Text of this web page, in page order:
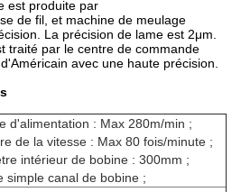
est produite par
de fil, et machine de meulage
La précision de lame est 2μm.
traité par le centre de commande
avec une haute précision.
d'alimentation : Max 280m/min ;
de la vitesse : Max 80 fois/minute ;
intérieur de bobine : 300mm ;
simple canal de bobine ;